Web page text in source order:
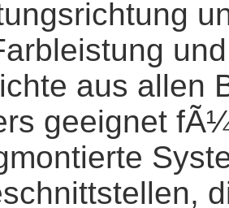
aus allen
geeignet